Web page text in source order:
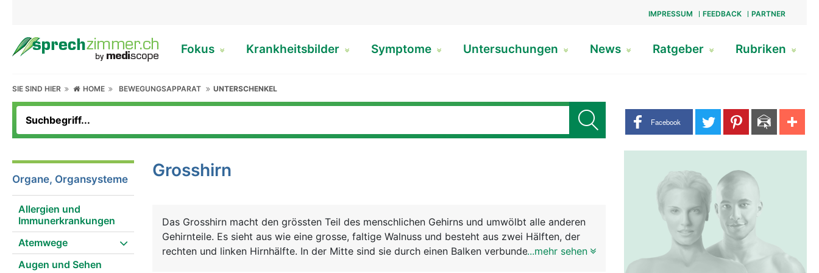
IMPRESSUM FEEDBACK PARTNER
Fokus Krankheitsbilder Symptome Untersuchungen News Ratgeber Rubriken
SIE SIND HIER HOME BEWEGUNGSAPPARAT UNTERSCHENKEL
Share buttons
Facebook
Organe, Organsysteme
Allergien und
Immunerkrankungen
Atemwege
Augen und Sehen
Grosshirn
Das Grosshirn macht den grössten Teil des menschlichen Gehirns und umwölbt alle anderen
Gehirnteile. Es sieht aus wie eine grosse, faltige Walnuss und besteht aus zwei Hälften, der
rechten und linken Hirnhälfte. In der Mitte sind sie durch einen Balken verbunden, über den
...mehr sehen